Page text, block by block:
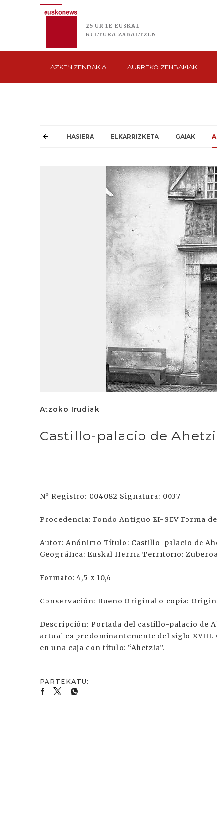
25 URTE EUSKAL
KULTURA ZABALTZEN
AZKEN ZENBAKIA AURREKO ZENBAKIAK
HASIERA ELKARRIZKETA GAIAK
Atzoko Irudiak
Castillo-palacio de
Nº Registro: 004082 Signatura: 0037
Procedencia: Fondo Antiguo EI-SEV Forma
Autor: Anónimo Título: Castillo-palacio de
Geográfica: Euskal Herria Territorio:
Formato: 4,5 x 10,6
Conservación: Bueno Original o copia:
Descripción: Portada del castillo-palacio de
actual es predominantemente del siglo
en una caja con título: “Ahetzia”.